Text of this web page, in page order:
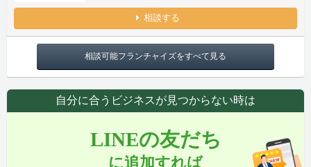
相談する
相談可能フランチャイズをすべて見る
自分に合うビジネスが見つからない時は
LINEの友だち
に追加すれば